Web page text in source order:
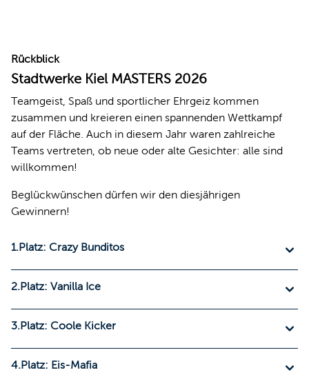
Rückblick
Stadtwerke Kiel MASTERS 2026
Teamgeist, Spaß und sportlicher Ehrgeiz kommen
zusammen und kreieren einen spannenden Wettkampf
auf der Fläche. Auch in diesem Jahr waren zahlreiche
Teams vertreten, ob neue oder alte Gesichter: alle sind
willkommen!
Beglückwünschen dürfen wir den diesjährigen
Gewinnern!
1.Platz: Crazy Bunditos
2.Platz: Vanilla Ice
3.Platz: Coole Kicker
4.Platz: Eis-Mafia